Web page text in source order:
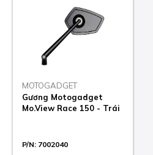
MOTOGADGET
Gương Motogadget
Mo.View Race 150 - Trái
P/N: 7002040